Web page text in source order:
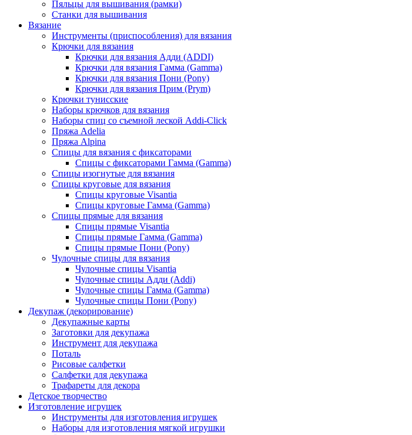
Пяльцы для вышивания (рамки)
Станки для вышивания
Вязание
Инструменты (приспособления) для вязания
Крючки для вязания
Крючки для вязания Адди (ADDI)
Крючки для вязания Гамма (Gamma)
Крючки для вязания Пони (Pony)
Крючки для вязания Прим (Prym)
Крючки тунисские
Наборы крючков для вязания
Наборы спиц со съемной леской Addi-Click
Пряжа Adelia
Пряжа Alpina
Спицы для вязания с фиксаторами
Спицы с фиксаторами Гамма (Gamma)
Спицы изогнутые для вязания
Спицы круговые для вязания
Спицы круговые Visantia
Спицы круговые Гамма (Gamma)
Спицы прямые для вязания
Спицы прямые Visantia
Спицы прямые Гамма (Gamma)
Спицы прямые Пони (Pony)
Чулочные спицы для вязания
Чулочные спицы Visantia
Чулочные спицы Адди (Addi)
Чулочные спицы Гамма (Gamma)
Чулочные спицы Пони (Pony)
Декупаж (декорирование)
Декупажные карты
Заготовки для декупажа
Инструмент для декупажа
Поталь
Рисовые салфетки
Салфетки для декупажа
Трафареты для декора
Детское творчество
Изготовление игрушек
Инструменты для изготовления игрушек
Наборы для изготовления мягкой игрушки